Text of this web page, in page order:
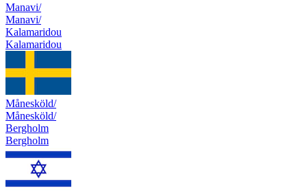
Manavi/
Manavi/
Kalamaridou
Kalamaridou
Månesköld/
Månesköld/
Bergholm
Bergholm